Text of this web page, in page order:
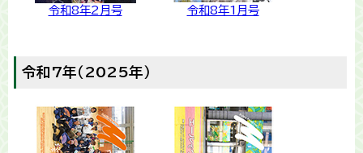
令和8年2月号 令和8年1月号
令和7年（2025年）